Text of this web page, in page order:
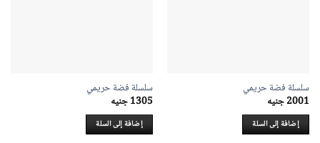
سلسلة فضة حريمي
2001جنيه
إضافة إلى السلة
سلسلة فضة حريمي
1305جنيه
إضافة إلى السلة